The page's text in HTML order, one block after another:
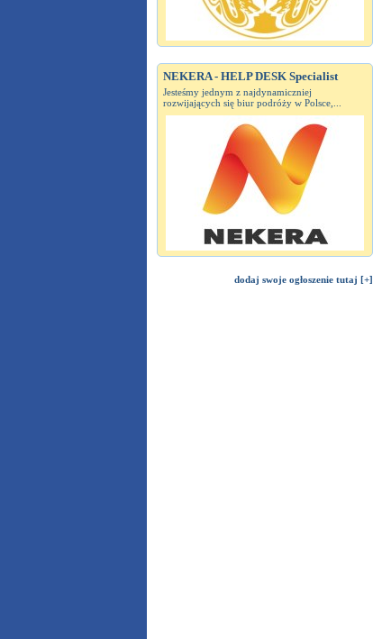
NEKERA - HELP DESK Specialist
Jesteśmy jednym z najdynamiczniej
rozwijających się biur podróży w Polsce,...
dodaj swoje ogłoszenie tutaj [+]